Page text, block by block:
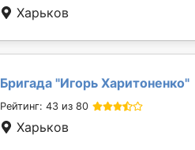
Харьков
Бригада "Игорь Харитоненко"
Рейтинг: 43 из 80
Харьков